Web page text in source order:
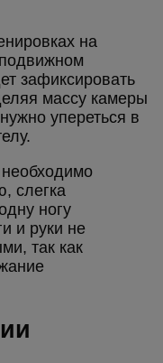
на
зафиксировать
массу камеры
упереться в
слегка
ногу
и руки не
так как